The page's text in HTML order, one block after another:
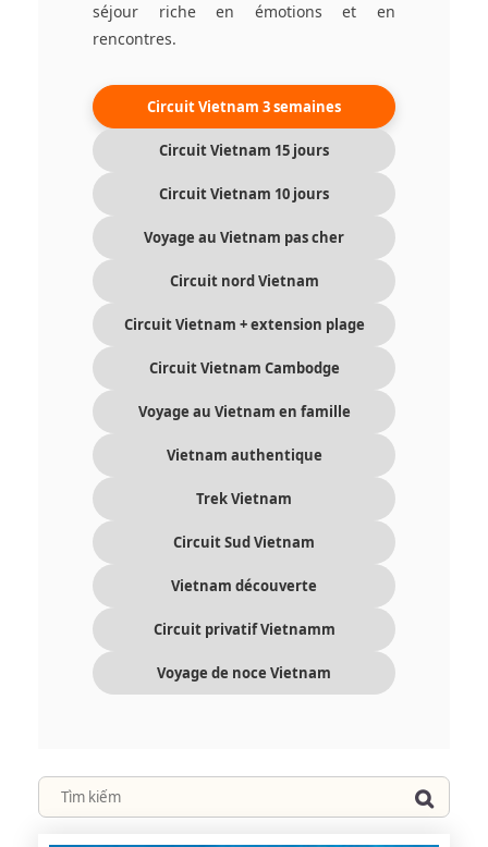
séjour riche en émotions et en
rencontres.
Circuit Vietnam 3 semaines
Circuit Vietnam 15 jours
Circuit Vietnam 10 jours
Voyage au Vietnam pas cher
Circuit nord Vietnam
Circuit Vietnam + extension plage
Circuit Vietnam Cambodge
Voyage au Vietnam en famille
Vietnam authentique
Trek Vietnam
Circuit Sud Vietnam
Vietnam découverte
Circuit privatif Vietnamm
Voyage de noce Vietnam